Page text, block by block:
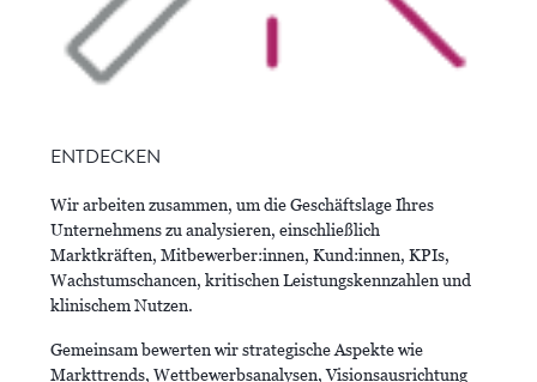
ENTDECKEN
Wir arbeiten zusammen, um die Geschäftslage Ihres
Unternehmens zu analysieren, einschließlich
Marktkräften, Mitbewerber:innen, Kund:innen, KPIs,
Wachstumschancen, kritischen Leistungskennzahlen und
klinischem Nutzen.
Gemeinsam bewerten wir strategische Aspekte wie
Markttrends, Wettbewerbsanalysen, Visionsausrichtung